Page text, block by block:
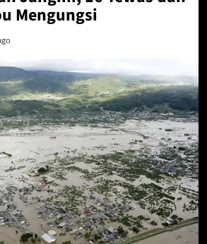
Mengungsi